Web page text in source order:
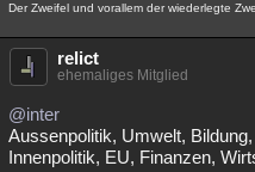
Der Zweifel und vorallem der wiederlegte
relict
ehemaliges Mitglied
@inter
Aussenpolitik, Umwelt,
Innenpolitik, EU, Finanzen,